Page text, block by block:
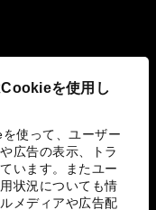
を使用し
使って、ユーザー
広告の表示、トラ
います。またユー
状況についても情
メディアや広告配